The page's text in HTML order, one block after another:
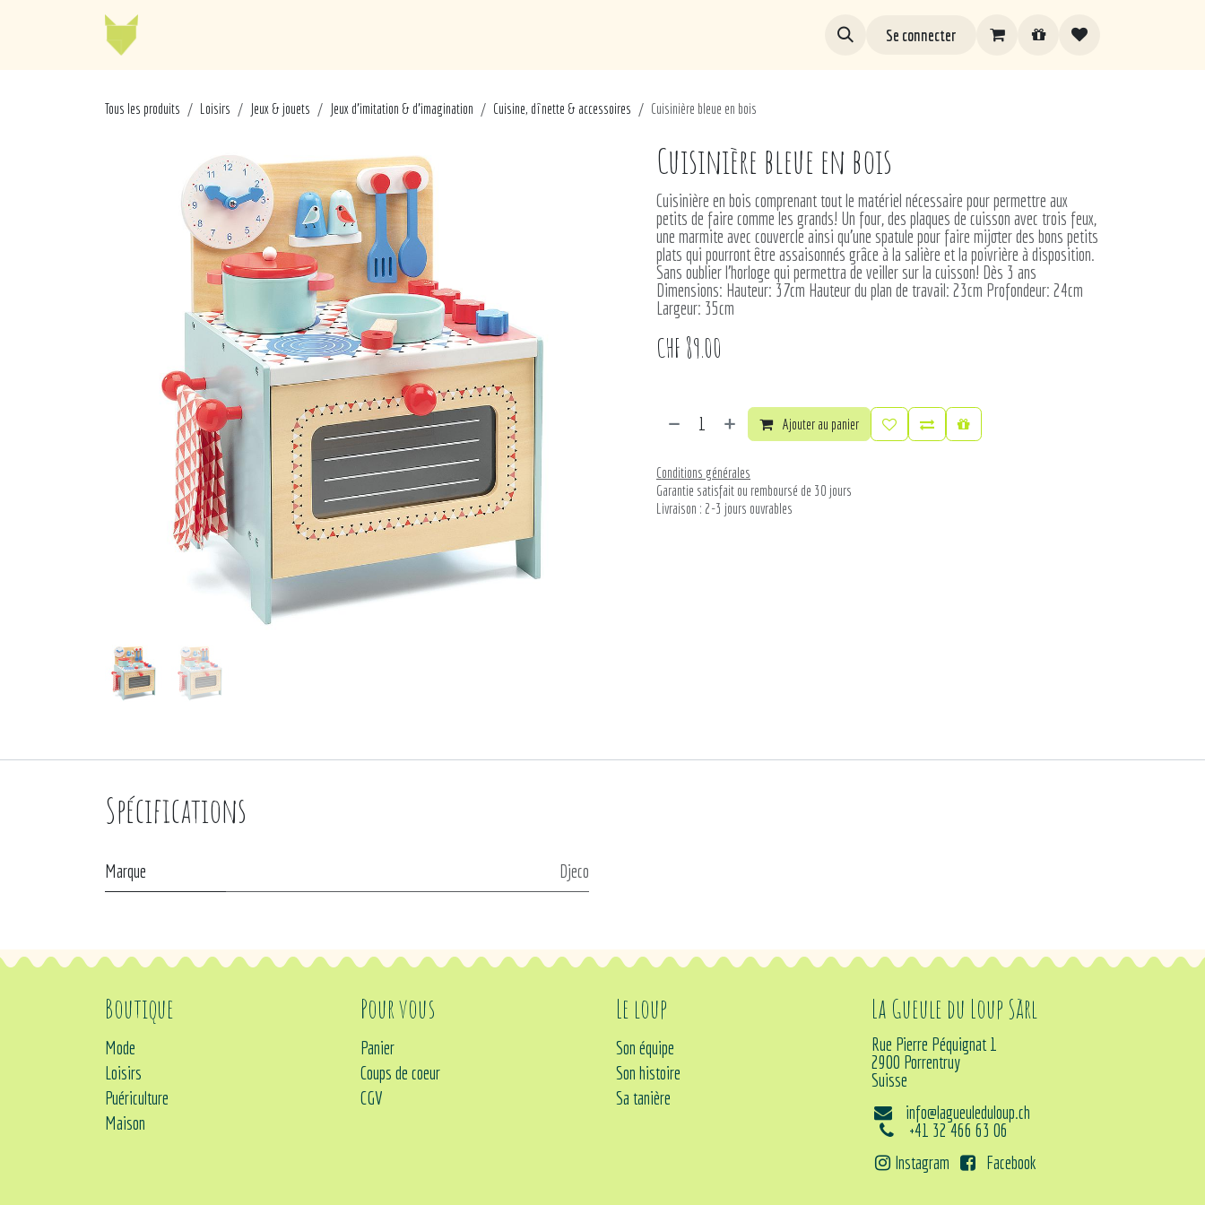
Se connecter
Tous les produits Loisirs Jeux & jouets Jeux d'imitation & d'imagination Cuisine, dînette & accessoires Cuisinière bleue en bois
Cuisinière bleue en bois
Cuisinière en bois comprenant tout le matériel nécessaire pour permettre aux
petits de faire comme les grands! Un four, des plaques de cuisson avec trois feux,
une marmite avec couvercle ainsi qu'une spatule pour faire mijoter des bons petits
plats qui pourront être assaisonnés grâce à la salière et la poivrière à disposition.
Sans oublier l'horloge qui permettra de veiller sur la cuisson! Dès 3 ans
Dimensions: Hauteur: 37cm Hauteur du plan de travail: 23cm Profondeur: 24cm
Largeur: 35cm
CHF 89.00
Ajouter au panier
Conditions générales
Garantie satisfait ou remboursé de 30 jours
Livraison : 2-3 jours ouvrables
Spécifications
Marque Djeco
Boutique
Mode
Loisirs
Puériculture
Maison
Pour vous
Panier
Coups de coeur
CGV
Le loup
Son équipe
Son histoire
Sa tanière
La Gueule du Loup Sàrl
Rue Pierre Péquignat 1
2900 Porrentruy
Suisse
info@lagueuleduloup.ch
+41 32 466 63 06
Instagram
Facebook